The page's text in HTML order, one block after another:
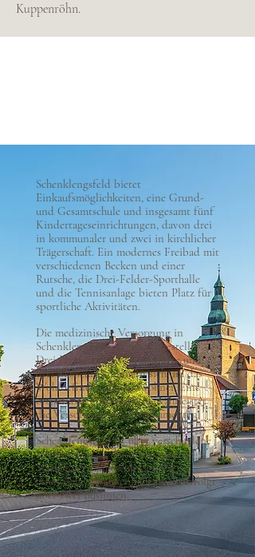
Kuppenröhn.
Schenklengsfeld bietet
Einkaufsmöglichkeiten, eine Grund-
und Gesamtschule und insgesamt fünf
Kindertageseinrichtungen, davon drei
in kommunaler und zwei in kirchlicher
Trägerschaft. Ein modernes Freibad mit
verschiedenen Becken und einer
Rutsche, die Drei-Felder-Sporthalle
und die Tennisanlage bieten Platz für
sportliche Aktivitäten.
Die medizinische Versorgung in
Schenklengsfeld ist gut aufgestellt.
Drei Hausärzte, zwei Zahnärzte und
drei Masseure kümmern sich um das
Wohlbefinden der Einwohner. Eine
ortsansässige Apotheke gewährleistet
die Versorgung mit Medikamenten.
Schenklengsfeld ist über verschiedene
Landstraßen an das überregionale
Straßennetz angeschlossen. Der
öffentliche Personennahverkehr erfolgt
über zwei Buslinien.